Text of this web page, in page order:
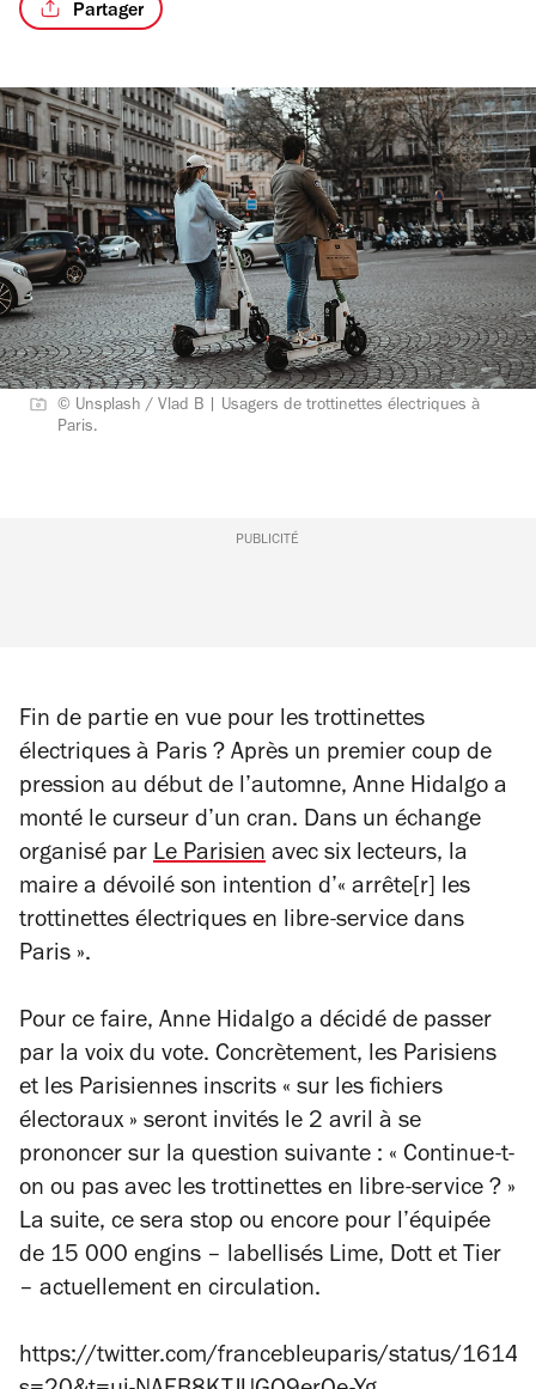
Partager
© Unsplash / Vlad B | Usagers de trottinettes électriques à
Paris.
PUBLICITÉ
Fin de partie en vue pour les trottinettes
électriques à Paris ? Après un premier coup de
pression au début de l’automne, Anne Hidalgo a
monté le curseur d’un cran. Dans un échange
organisé par Le Parisien avec six lecteurs, la
maire a dévoilé son intention d’ « arrête[r] les
trottinettes électriques en libre-service dans
Paris ».
Pour ce faire, Anne Hidalgo a décidé de passer
par la voix du vote. Concrètement, les Parisiens
et les Parisiennes inscrits « sur les fichiers
électoraux » seront invités le 2 avril à se
prononcer sur la question suivante : « Continue-t-
on ou pas avec les trottinettes en libre-service ? »
La suite, ce sera stop ou encore pour l’équipée
de 15 000 engins – labellisés Lime, Dott et Tier
– actuellement en circulation.
https://twitter.com/francebleuparis/status/